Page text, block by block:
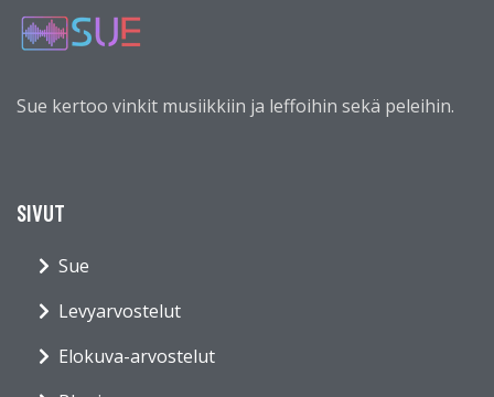
Sue kertoo vinkit musiikkiin ja leffoihin sekä peleihin.
SIVUT
Sue
Levyarvostelut
Elokuva-arvostelut